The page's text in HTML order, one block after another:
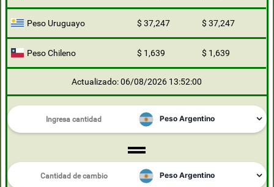
Peso Uruguayo $ 37,247 $ 37,247
Peso Chileno $ 1,639 $ 1,639
Actualizado: 06/08/2026 13:52:00